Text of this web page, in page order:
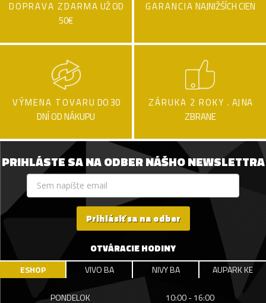
DOPRAVA ZDARMA UŽ OD
50€
GARANCIA NAJNIŽŠÍCH CIEN
VÝMENA TOVARU DO 30
DNÍ OD NÁKUPU
ZÁRUKA 2 ROKY . AJ NA
ZBRANE
PRIHLÁSTE SA NA ODBER NÁŠHO NEWSLETTRA
Prihlásiť sa na odber
OTVÁRACIE HODINY
ESHOP VIVO BA NIVY BA AUPARK KE
PONDELOK 10:00 - 16:00